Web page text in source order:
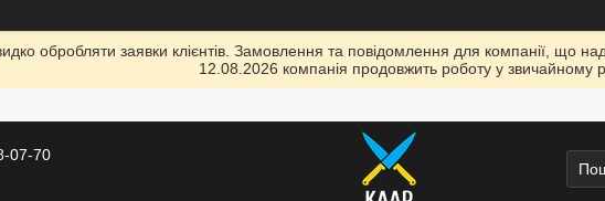
обробляти заявки клієнтів. Замовлення та повідомлення для компанії, що
12.08.2026 компанія продовжить роботу у звичайному
07-70